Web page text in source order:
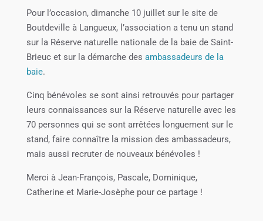
Pour l’occasion, dimanche 10 juillet sur le site de
Boutdeville à Langueux, l’association a tenu un stand
sur la Réserve naturelle nationale de la baie de Saint-
Brieuc et sur la démarche des ambassadeurs de la
baie.
Cinq bénévoles se sont ainsi retrouvés pour partager
leurs connaissances sur la Réserve naturelle avec les
70 personnes qui se sont arrêtées longuement sur le
stand, faire connaître la mission des ambassadeurs,
mais aussi recruter de nouveaux bénévoles !
Merci à Jean-François, Pascale, Dominique,
Catherine et Marie-Josèphe pour ce partage !